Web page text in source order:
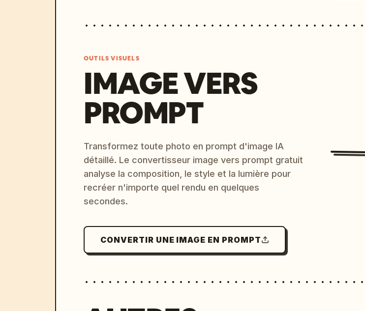
OUTILS VISUELS
IMAGE VERS
PROMPT
Transformez toute photo en prompt d'image IA
détaillé. Le convertisseur image vers prompt gratuit
analyse la composition, le style et la lumière pour
recréer n'importe quel rendu en quelques
secondes.
CONVERTIR UNE IMAGE EN PROMPT